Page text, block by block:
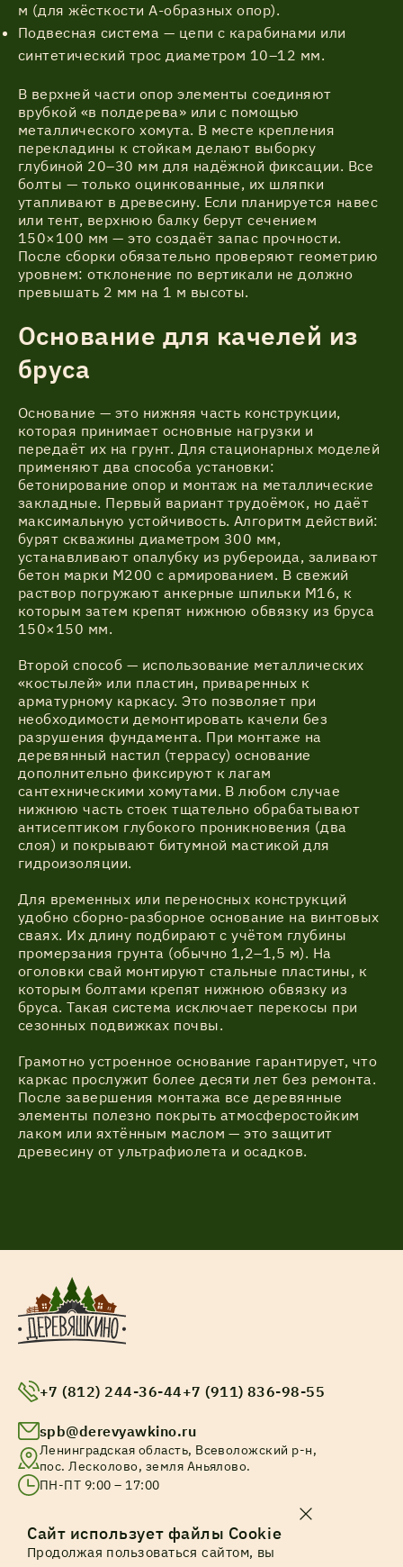
м (для жёсткости А-образных опор).
Подвесная система — цепи с карабинами или
синтетический трос диаметром 10–12 мм.
В верхней части опор элементы соединяют
врубкой «в полдерева» или с помощью
металлического хомута. В месте крепления
перекладины к стойкам делают выборку
глубиной 20–30 мм для надёжной фиксации. Все
болты — только оцинкованные, их шляпки
утапливают в древесину. Если планируется навес
или тент, верхнюю балку берут сечением
150×100 мм — это создаёт запас прочности.
После сборки обязательно проверяют геометрию
уровнем: отклонение по вертикали не должно
превышать 2 мм на 1 м высоты.
Основание для качелей из
бруса
Основание — это нижняя часть конструкции,
которая принимает основные нагрузки и
передаёт их на грунт. Для стационарных моделей
применяют два способа установки:
бетонирование опор и монтаж на металлические
закладные. Первый вариант трудоёмок, но даёт
максимальную устойчивость. Алгоритм действий:
бурят скважины диаметром 300 мм,
устанавливают опалубку из рубероида, заливают
бетон марки М200 с армированием. В свежий
раствор погружают анкерные шпильки М16, к
которым затем крепят нижнюю обвязку из бруса
150×150 мм.
Второй способ — использование металлических
«костылей» или пластин, приваренных к
арматурному каркасу. Это позволяет при
необходимости демонтировать качели без
разрушения фундамента. При монтаже на
деревянный настил (террасу) основание
дополнительно фиксируют к лагам
сантехническими хомутами. В любом случае
нижнюю часть стоек тщательно обрабатывают
антисептиком глубокого проникновения (два
слоя) и покрывают битумной мастикой для
гидроизоляции.
Для временных или переносных конструкций
удобно сборно-разборное основание на винтовых
сваях. Их длину подбирают с учётом глубины
промерзания грунта (обычно 1,2–1,5 м). На
оголовки свай монтируют стальные пластины, к
которым болтами крепят нижнюю обвязку из
бруса. Такая система исключает перекосы при
сезонных подвижках почвы.
Грамотно устроенное основание гарантирует, что
каркас прослужит более десяти лет без ремонта.
После завершения монтажа все деревянные
элементы полезно покрыть атмосферостойким
лаком или яхтённым маслом — это защитит
древесину от ультрафиолета и осадков.
+7 (812) 244-36-44+7 (911) 836-98-55
spb@derevyawkino.ru
Ленинградская область, Всеволожский р-н,
пос. Лесколово, земля Аньялово.
ПН-ПТ 9:00 – 17:00
Политика конфиденциальности
Сайт использует файлы Cookie
Продолжая пользоваться сайтом, вы